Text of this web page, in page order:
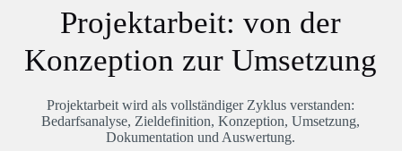
Projektarbeit: von der
Konzeption zur Umsetzung
Projektarbeit wird als vollständiger Zyklus verstanden:
Bedarfsanalyse, Zieldefinition, Konzeption, Umsetzung,
Dokumentation und Auswertung.